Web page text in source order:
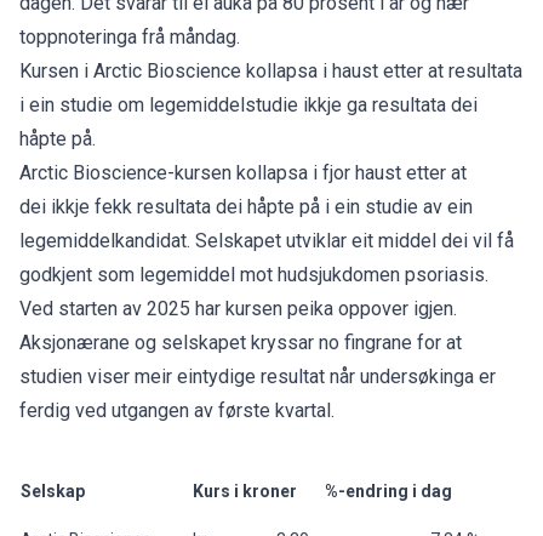
toppnoteringa frå måndag.
Kursen i Arctic Bioscience kollapsa i haust etter at resultata
i ein studie om legemiddelstudie ikkje ga resultata dei
håpte på.
Arctic Bioscience-kursen kollapsa i fjor haust etter at
dei ikkje fekk resultata dei håpte på i ein studie av ein
legemiddelkandidat. Selskapet utviklar eit middel dei vil få
godkjent som legemiddel mot hudsjukdomen psoriasis.
Ved starten av 2025 har kursen peika oppover igjen.
Aksjonærane og selskapet kryssar no fingrane for at
studien viser meir eintydige resultat når undersøkinga er
ferdig ved utgangen av første kvartal.
Selskap Kurs i kroner %-endring i dag